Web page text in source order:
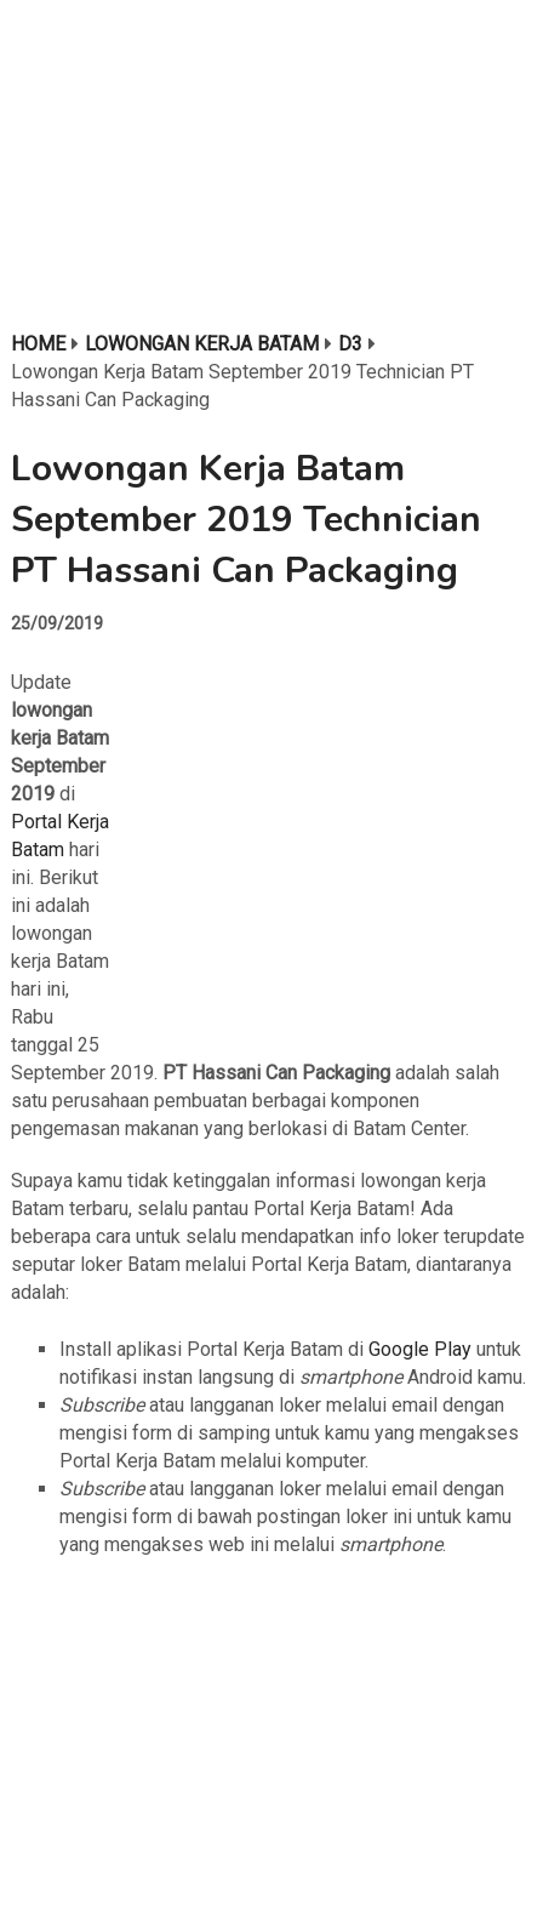
HOME LOWONGAN KERJA BATAM
D3
Lowongan Kerja Batam September 2019 Technician PT
Hassani Can Packaging
Lowongan Kerja Batam
September 2019 Technician
PT Hassani Can Packaging
25/09/2019
Update
lowongan
kerja Batam
September
2019 di
Portal Kerja
Batamhari
ini. Berikut
ini adalah
lowongan
kerja Batam
hari ini,
Rabu
tanggal 25
September 2019. PT Hassani Can Packagingadalah salah
satu perusahaan pembuatan berbagai komponen
pengemasan makanan yang berlokasi di Batam Center.
Supaya kamu tidak ketinggalan informasi lowongan kerja
Batam terbaru, selalu pantau Portal Kerja Batam! Ada
beberapa cara untuk selalu mendapatkan info loker terupdate
seputar loker Batam melalui Portal Kerja Batam, diantaranya
adalah:
Install aplikasi Portal Kerja Batam di Google Playuntuk
notifikasi instan langsung di smartphoneAndroid kamu.
Subscribeatau langganan loker melalui email dengan
mengisi form di samping untuk kamu yang mengakses
Portal Kerja Batam melalui komputer.
Subscribeatau langganan loker melalui email dengan
mengisi form di bawah postingan loker ini untuk kamu
yang mengakses web ini melalui smartphone.